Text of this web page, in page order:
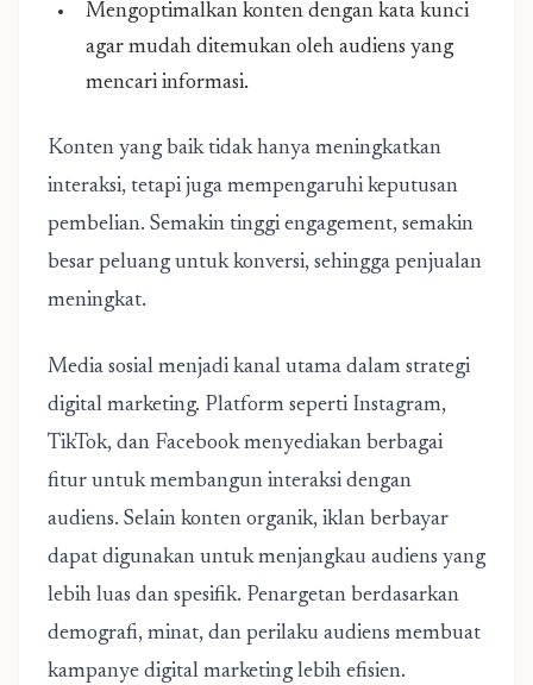
Mengoptimalkan konten dengan kata kunci
agar mudah ditemukan oleh audiens yang
mencari informasi.
Konten yang baik tidak hanya meningkatkan
interaksi, tetapi juga mempengaruhi keputusan
pembelian. Semakin tinggi engagement, semakin
besar peluang untuk konversi, sehingga penjualan
meningkat.
Media sosial menjadi kanal utama dalam strategi
digital marketing. Platform seperti Instagram,
TikTok, dan Facebook menyediakan berbagai
fitur untuk membangun interaksi dengan
audiens. Selain konten organik, iklan berbayar
dapat digunakan untuk menjangkau audiens yang
lebih luas dan spesifik. Penargetan berdasarkan
demografi, minat, dan perilaku audiens membuat
kampanye digital marketing lebih efisien.